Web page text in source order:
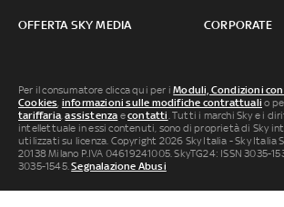
OFFERTA SKY MEDIA CORPORATE
Per il consumatore clicca qui per iModuli, Condizioni
Cookies, informazioni sulle modifiche contrattuali o
tariffaria,assistenza econtatti. Tutti i marchi Sky e i
intellettuale in essi contenuti, sono di proprietà di Sky
utilizzati su licenza. Copyright 2026 Sky Italia - Sky Italia
20138 Milano P.IVA 04619241005. SkyTG24: ISSN 3035-
3035-1545.Segnalazione Abusi